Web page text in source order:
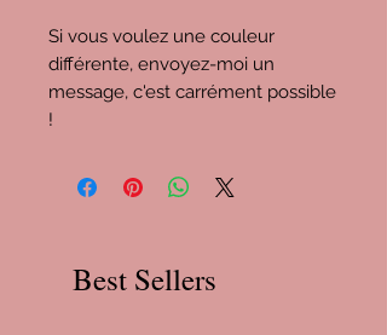
Si vous voulez une couleur
différente, envoyez-moi un
message, c'est carrément possible
!
Best Sellers